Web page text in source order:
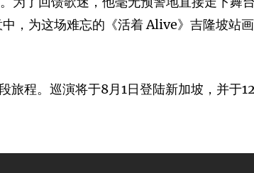
，为这场难忘的《活着 Alive》吉隆坡站
程。巡演将于8月1日登陆新加坡，并于